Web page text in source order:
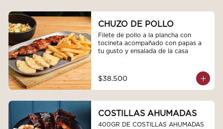
CHUZO DE POLLO
Filete de pollo a la plancha con
tocineta acompañado con papas a
tu gusto y ensalada de la casa
$38.500
COSTILLAS AHUMADAS
400GR DE COSTILLAS AHUMADAS